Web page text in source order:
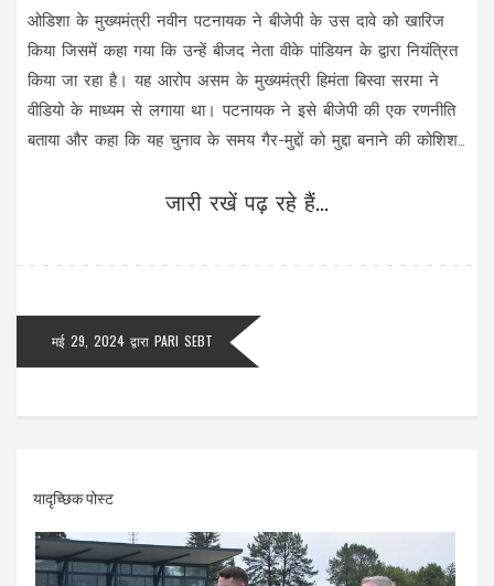
ओडिशा के मुख्यमंत्री नवीन पटनायक ने बीजेपी के उस दावे को खारिज
किया जिसमें कहा गया कि उन्हें बीजद नेता वीके पांडियन के द्वारा नियंत्रित
किया जा रहा है। यह आरोप असम के मुख्यमंत्री हिमंता बिस्वा सरमा ने
वीडियो के माध्यम से लगाया था। पटनायक ने इसे बीजेपी की एक रणनीति
बताया और कहा कि यह चुनाव के समय गैर-मुद्दों को मुद्दा बनाने की कोशिश
जारी रखें पढ़ रहे हैं...
मई 29, 2024 द्वारा PARI SEBT
यादृच्छिक पोस्ट